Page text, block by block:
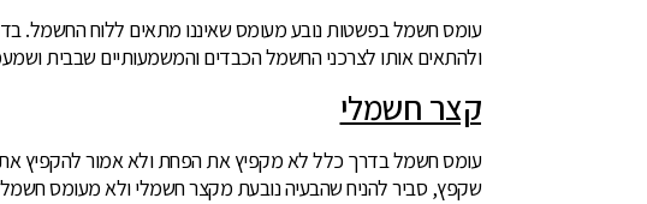
עומס חשמל בפשטות נובע מעומס שאיננו מתאים ללוח החשמל.
ולהתאים אותו לצרכני החשמל הכבדים והמשמעותיים שבבית
קצר חשמלי
עומס חשמל בדרך כלל לא מקפיץ את הפחת ולא אמור להקפיץ
שקפץ, סביר להניח שהבעיה נובעת מקצר חשמלי ולא מעומס